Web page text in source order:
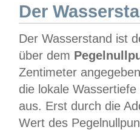
Der
Der Wasserstand ist
über dem
Zentimeter
die lokale
aus. Erst durch die
Wert des